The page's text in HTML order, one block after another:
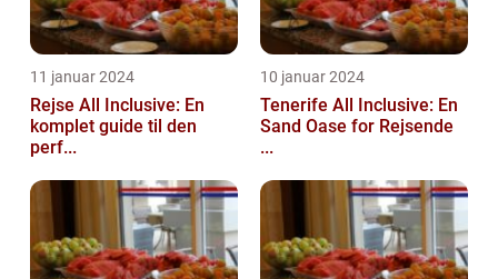
11 januar 2024
Rejse All Inclusive: En
komplet guide til den
perf...
10 januar 2024
Tenerife All Inclusive: En
Sand Oase for Rejsende
...